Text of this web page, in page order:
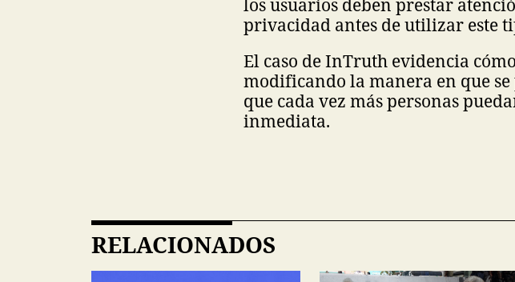
los usuarios deben prestar
privacidad antes de utilizar este
El caso de InTruth evidencia
modificando la manera en que
que cada vez más personas
inmediata.
RELACIONADOS